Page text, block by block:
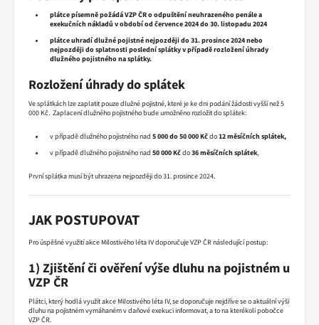
plátce písemně požádá VZP ČR o odpuštěníneuhrazeného penále a
exekučních nákladů v období od července 2024 do 30. listopadu 2024
plátce uhradídlužné pojistné nejpozději do 31. prosince 2024 nebo
nejpozději do splatnosti poslední splátky v případě rozložení úhrady
dlužného pojistného na splátky.
Rozložení úhrady do splátek
Ve splátkách lze zaplatit pouze dlužné pojistné, které je ke dni podání žádosti vyšší než 5
000 Kč. Zaplacení dlužného pojistného bude umožněno rozložit do splátek:
v případě dlužného pojistného nad 5 000 do 50 000 Kčdo12 měsíčních splátek,
v případě dlužného pojistného nad 50 000 Kčdo36 měsíčních splátek,
První splátka musí být uhrazena nejpozději do 31. prosince 2024.
JAK POSTUPOVAT
Pro úspěšné využití akce Milostivého léta IV doporučuje VZP ČR následující postup:
1) Zjištění či ověření výše dluhu na pojistném u
VZP ČR
Plátci, který hodlá využít akce Milostivého léta IV, se doporučuje nejdříve se o aktuální výši
dluhu na pojistném vymáhaném v daňové exekuci informovat, a to na kterékoli pobočce
VZP ČR.